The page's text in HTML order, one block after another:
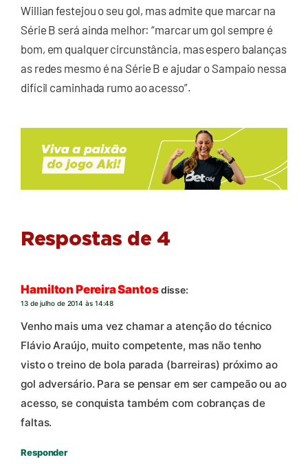
Willian festejou o seu gol, mas admite que marcar na
Série B será ainda melhor: “marcar um gol sempre é
bom, em qualquer circunstância, mas espero balanças
as redes mesmo é na Série B e ajudar o Sampaio nessa
difícil caminhada rumo ao acesso”.
Respostas de 4
Hamilton Pereira Santosdisse:
13 de julho de 2014 às 14:48
Venho mais uma vez chamar a atenção do técnico
Flávio Araújo, muito competente, mas não tenho
visto o treino de bola parada (barreiras) próximo ao
gol adversário. Para se pensar em ser campeão ou ao
acesso, se conquista também com cobranças de
faltas.
Responder